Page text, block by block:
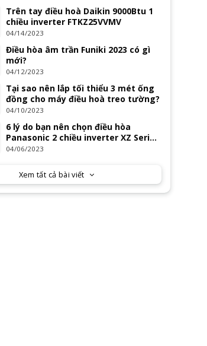
Trên tay điều hoà Daikin 9000Btu 1
chiều inverter FTKZ25VVMV
04/14/2023
Điều hòa âm trần Funiki 2023 có gì
mới?
04/12/2023
Tại sao nên lắp tối thiểu 3 mét ống
đồng cho máy điều hoà treo tường?
04/10/2023
6 lý do bạn nên chọn điều hòa
Panasonic 2 chiều inverter XZ Series
2023
04/06/2023
Xem tất cả bài viết